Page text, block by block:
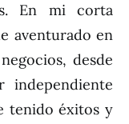
En mi corta
aventurado en
desde
independiente
tenido éxitos y